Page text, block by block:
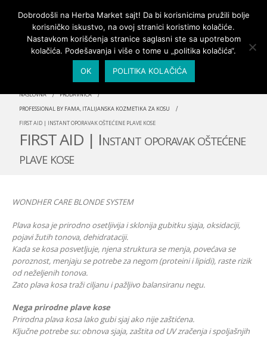
PRIJAVA/MOJ NALOG
NASLOVNA
PRODAVNICA
PROFESSIONAL BY FAMA, ITALIJANSKA KOZMETIKA ZA KOSU
FIRST AID | INSTANT OPORAVAK OŠTEĆENE PLAVE KOSE
FIRST AID | Instant oporavak oštećene
plave kose
WONDHER CARE BLONDE SYSTEM
Plava kosa je prirodno osetljivija i sklonija gubitku sjaja, oksidaciji,
pojavi žutih tonova, dehidrataciji.
Kada se kosa posvetljuje, njena struktura se menja, povećava se
poroznost, menjaju se potrebe za negom (proteini i lipidi), raste rizik
od neželjenih tonova.
Zato plava kosa traži ciljanu i pažljivo balansiranu negu.
Nega prirodne plave kose
Prirodna plava kosa lako gubi sjaj ako nije zaštićena.
Ključne potrebe su: obnova sjaja, zaštita od UV zračenja i spoljašnjih
Dobrodošli na Herba Market sajt! Da bi korisnicima pružili bolje
korisničko iskustvo, na ovoj stranici koristimo kolačiće.
Nastavkom korišćenja stranice saglasni ste sa upotrebom
kolačića. Podešavanja i više o tome u „politika kolačića“.
OK POLITIKA KOLAČIĆA